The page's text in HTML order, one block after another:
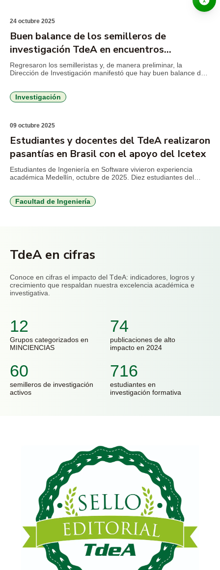
24 octubre 2025
Buen balance de los semilleros de
investigación TdeA en encuentros
RedCOLSI 2025
Regresaron los semilleristas y, de manera preliminar, la
Dirección de Investigación manifestó que hay buen balance de
(RedCOLSI). En el XXIV Encuentro Departamental de
Semilleros de Investigación, realizado en mayo en el Instituto
Investigación
09 octubre 2025
Estudiantes y docentes del TdeA realizaron
pasantías en Brasil con el apoyo del Icetex
Estudiantes de Ingeniería en Software vivieron experiencia
académica Medellín, octubre de 2025. Diez estudiantes del
pasantía académica en la Centro Universitário Barriga Verde
(UNIVABE), en Santa Catarina, Brasil. La movilidad se
Facultad de Ingeniería
TdeA en cifras
Conoce en cifras el impacto del TdeA: indicadores, logros y
crecimiento que respaldan nuestra excelencia académica e
investigativa.
12
Grupos categorizados en
MINCIENCIAS
74
publicaciones de alto
impacto en 2024
60
semilleros de investigación
activos
716
estudiantes en
investigación formativa